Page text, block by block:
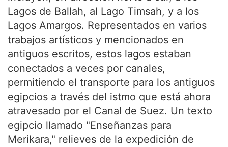
Lagos de Ballah, al Lago Timsah, y a los
Lagos Amargos. Representados en varios
trabajos artísticos y mencionados en
antiguos escritos, estos lagos estaban
conectados a veces por canales,
permitiendo el transporte para los antiguos
egipcios a través del istmo que está ahora
atravesado por el Canal de Suez. Un texto
egipcio llamado "Enseñanzas para
Merikara," relieves de la expedición de